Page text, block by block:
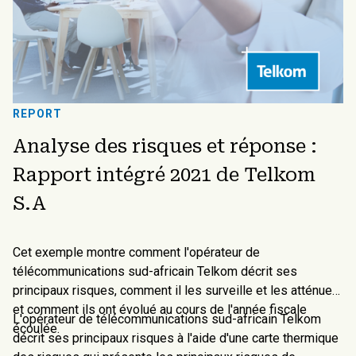
REPORT
Analyse des risques et réponse :
Rapport intégré 2021 de Telkom
S.A
Cet exemple montre comment l'opérateur de
télécommunications sud-africain Telkom décrit ses
principaux risques, comment il les surveille et les atténue,
et comment ils ont évolué au cours de l'année fiscale
écoulée.
L'opérateur de télécommunications sud-africain Telkom
décrit ses principaux risques à l'aide d'une carte thermique